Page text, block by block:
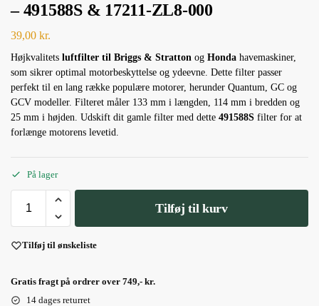
– 491588S & 17211-ZL8-000
39,00 kr.
Højkvalitets luftfilter til Briggs & Stratton og Honda havemaskiner,
som sikrer optimal motorbeskyttelse og ydeevne. Dette filter passer
perfekt til en lang række populære motorer, herunder Quantum, GC og
GCV modeller. Filteret måler 133 mm i længden, 114 mm i bredden og
25 mm i højden. Udskift dit gamle filter med dette 491588S filter for at
forlænge motorens levetid.
På lager
Tilføj til kurv
Tilføj til ønskeliste
Gratis fragt på ordrer over 749,- kr.
14 dages returret